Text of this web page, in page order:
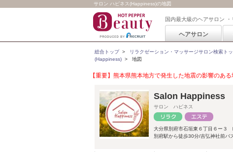
サロン ハピネス(Happiness)の地図
国内最大級のヘアサロン
ヘアサロン
総合トップ> リラクゼーション・マッサージサロン検索ト
(Happiness) > 地図
【重要】熊本県熊本地方で発生した地震の影響のあ
Salon Happiness
サロン ハピネス
大分県別府市石垣東６丁目６ー３
別府駅から徒歩30分/吉弘神社前バ